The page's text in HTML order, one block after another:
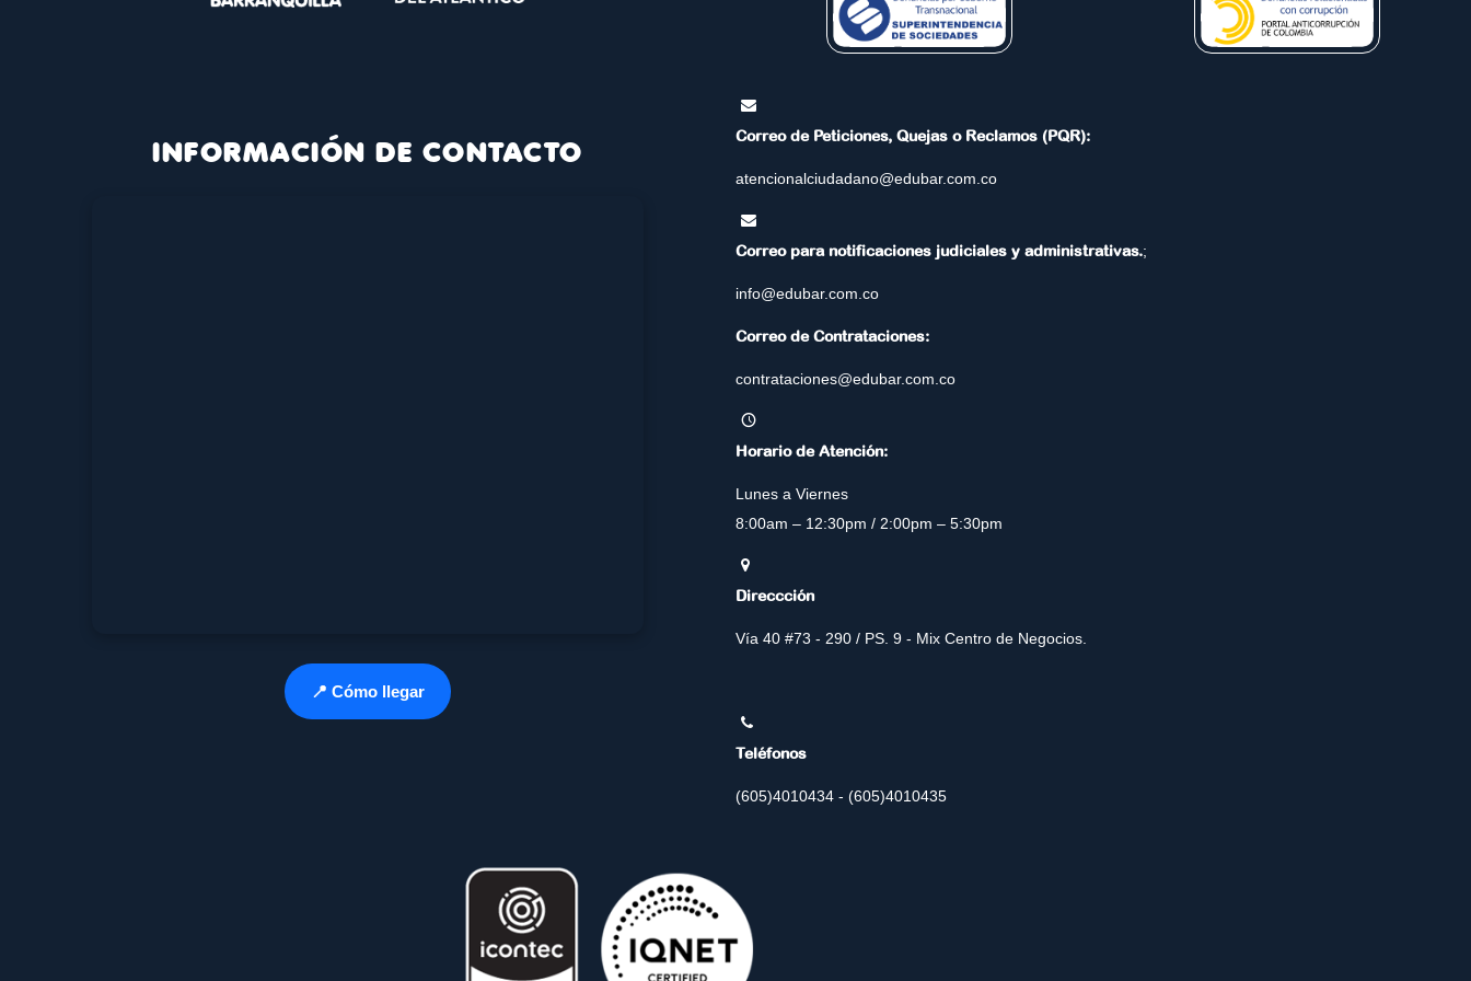
INFORMACIÓN DE CONTACTO
📍 Cómo llegar
Correo de Peticiones, Quejas o Reclamos (PQR):
atencionalciudadano@edubar.com.co
Correo para notificaciones judiciales y administrativas.;
info@edubar.com.co
Correo de Contrataciones:
contrataciones@edubar.com.co
Horario de Atención:
Lunes a Viernes
8:00am – 12:30pm / 2:00pm – 5:30pm
Direccción
Vía 40 #73 - 290 / PS. 9 - Mix Centro de Negocios.
Teléfonos
(605)4010434 - (605)4010435